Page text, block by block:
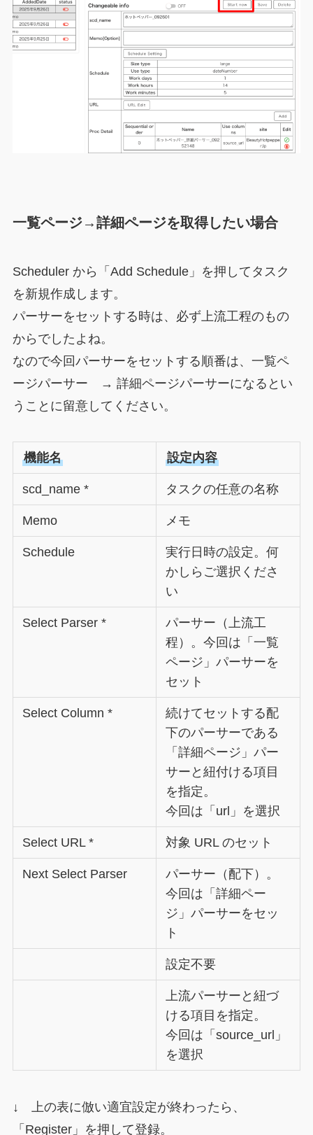
一覧ページ→詳細ページを取得したい場合
Scheduler から「Add Schedule」を押してタスク
を新規作成します。
パーサーをセットする時は、必ず上流工程のもの
からでしたよね。
なので今回パーサーをセットする順番は、一覧ペ
ージパーサー → 詳細ページパーサーになるとい
うことに留意してください。
機能名 設定内容
scd_name * タスクの任意の名称
Memo メモ
Schedule
実行日時の設定。何
かしらご選択くださ
い
Select Parser *
パーサー（上流工
程）。今回は「一覧
ページ」パーサーを
セット
Select Column *
続けてセットする配
下のパーサーである
「詳細ページ」パー
サーと紐付ける項目
を指定。
今回は「url」を選択
Select URL * 対象 URL のセット
Next Select Parser
パーサー（配下）。
今回は「詳細ペー
ジ」パーサーをセッ
ト
設定不要
上流パーサーと紐づ
ける項目を指定。
今回は「source_url」
を選択
↓ 上の表に倣い適宜設定が終わったら、
「Register」を押して登録。